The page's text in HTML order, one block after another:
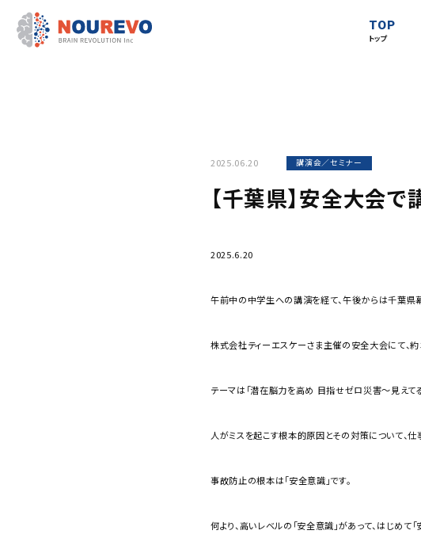
TOP
トップ
2025.06.20 講演会／セミナー
【千葉県】安全大会で
2025.6.20
午前中の中学生への講演を経て、午後からは千葉県
株式会社ティーエスケーさま主催の安全大会にて、約
テーマは「潜在脳力を高め 目指せゼロ災害〜見えて
人がミスを起こす根本的原因とその対策について、
事故防止の根本は「安全意識」です。
何より、高いレベルの「安全意識」があって、はじめて